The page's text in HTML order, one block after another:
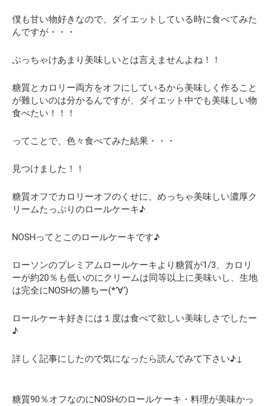
僕も甘い物好きなので、ダイエットしている時に食べてみた
んですが・・・
ぶっちゃけあまり美味しいとは言えませんよね！！
糖質とカロリー両方をオフにしているから美味しく作ること
が難しいのは分かるんですが、
ダイエット中でも美味しい物
食べたい！！！
ってことで、色々食べてみた結果・・・
見つけました！！
糖質オフでカロリーオフのくせに、めっちゃ美味しい濃厚ク
リームたっぷりのロールケーキ♪
NOSHってとこのロールケーキです♪
ローソンのプレミアムロールケーキより糖質が1/3、カロリ
ーが約20％も低いのにクリームは同等以上に美味いし、生地
は完全にNOSHの勝ちー(*‘∀‘)
ロールケーキ好きには１度は食べて欲しい美味しさでしたー
♪
詳しく記事にしたので気になったら読んでみて下さい♪↓
糖質90％オフなのにNOSHのロールケーキ・料理が美味かっ